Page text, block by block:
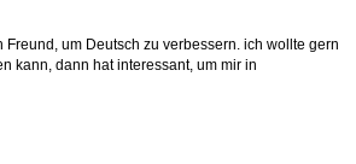
um Deutsch zu verbessern. ich wollte gern
kann, dann hat interessant, um mir in